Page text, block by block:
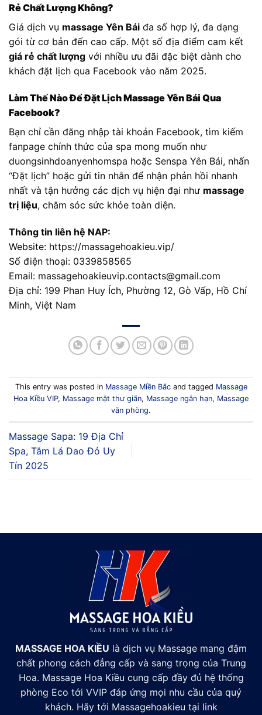
Rẻ Chất Lượng Không?
Giá dịch vụ massage Yên Bái đa số hợp lý, đa dạng
gói từ cơ bản đến cao cấp. Một số địa điểm cam kết
giá rẻ chất lượng với nhiều ưu đãi đặc biệt dành cho
khách đặt lịch qua Facebook vào năm 2025.
Làm Thế Nào Để Đặt Lịch Massage Yên Bái Qua
Facebook?
Bạn chỉ cần đăng nhập tài khoản Facebook, tìm kiếm
fanpage chính thức của spa mong muốn như
duongsinhdoanyenhomspa hoặc Senspa Yên Bái, nhấn
“Đặt lịch” hoặc gửi tin nhắn để nhận phản hồi nhanh
nhất và tận hưởng các dịch vụ hiện đại như massage
trị liệu, chăm sóc sức khỏe toàn diện.
Thông tin liên hệ NAP:
Website: https://massagehoakieu.vip/
Số điện thoại: 0339858565
Email: massagehoakieuvip.contacts@gmail.com
Địa chỉ: 199 Phan Huy Ích, Phường 12, Gò Vấp, Hồ Chí
Minh, Việt Nam
This entry was posted in Massage Miền Bắcand tagged Massage
Hoa Kiều VIP, Massage mặt thư giãn, Massage ngắn hạn, Massage
văn phòng.
Massage Sapa: 19 Địa Chỉ
Spa, Tắm Lá Dao Đỏ Uy
Tín 2025
MASSAGE HOA KIỀU là dịch vụ Massage mang đậm
chất phong cách đẳng cấp và sang trọng của Trung
Hoa. Massage Hoa Kiều cung cấp đầy đủ hệ thống
phòng Eco tới VVIP đáp ứng mọi nhu cầu của quý
khách. Hãy tới Massagehoakieu tại link